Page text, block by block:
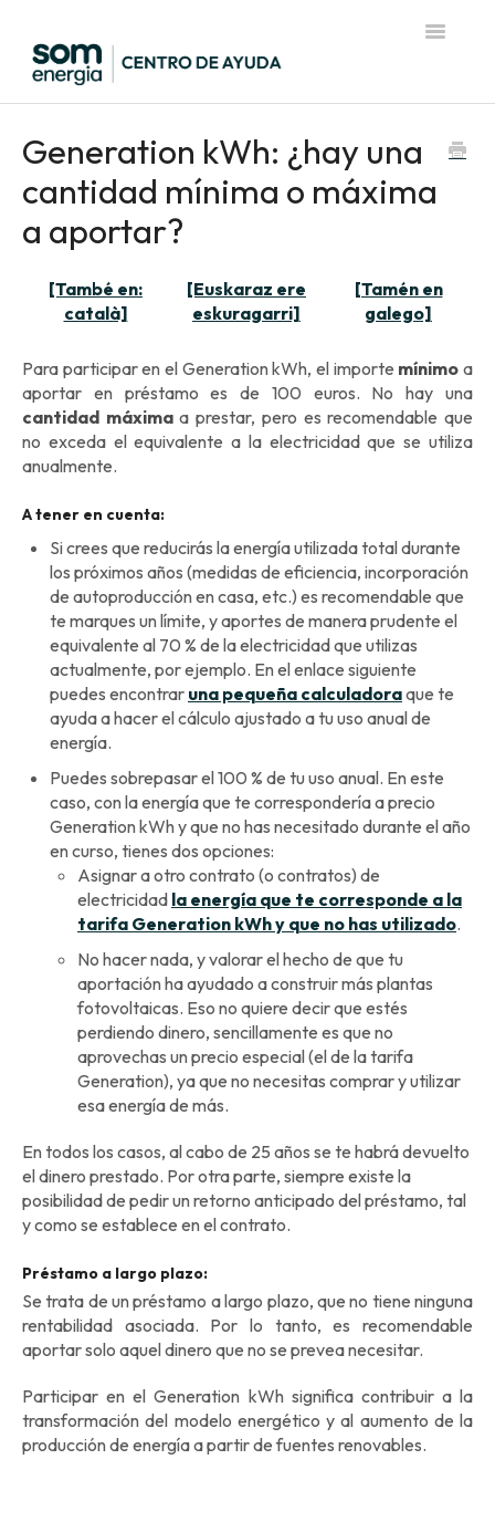
Toggle
Generation kWh: ¿hay una
cantidad mínima o máxima
a aportar?
[També en:
català]
[Euskaraz ere
eskuragarri]
[Tamén en
galego]
Para participar en el Generation kWh, el importe mínimo a
aportar en préstamo es de 100 euros. No hay una
cantidad máximaa prestar, pero es recomendable que
no exceda el equivalente a la electricidad que se utiliza
anualmente.
A tener en cuenta:
Si crees que reducirás la energía utilizada total durante
los próximos años (medidas de eficiencia, incorporación
de autoproducción en casa, etc.) es recomendable que
te marques un límite, y aportes de manera prudente el
equivalente al 70 % de la electricidad que utilizas
actualmente, por ejemplo. En el enlace siguiente
puedes encontrar una pequeña calculadoraque te
ayuda a hacer el cálculo ajustado a tu uso anual de
energía.
Puedes sobrepasar el 100 % de tu uso anual. En este
caso, con la energía que te correspondería a precio
Generation kWh y que no has necesitado durante el año
en curso, tienes dos opciones:
Asignar a otro contrato (o contratos) de
electricidad la energía que te corresponde a la
tarifa Generation kWh y que no has utilizado.
No hacer nada, y valorar el hecho de que tu
aportación ha ayudado a construir más plantas
fotovoltaicas. Eso no quiere decir que estés
perdiendo dinero, sencillamente es que no
aprovechas un precio especial (el de la tarifa
Generation), ya que no necesitas comprar y utilizar
esa energía de más.
En todos los casos, al cabo de 25 años se te habrá devuelto
el dinero prestado. Por otra parte, siempre existe la
posibilidad de pedir un retorno anticipado del préstamo, tal
y como se establece en el contrato.
Préstamo a largo plazo:
Se trata de un préstamo a largo plazo, que no tiene ninguna
rentabilidad asociada. Por lo tanto, es recomendable
aportar solo aquel dinero que no se prevea necesitar.
Participar en el Generation kWh significa contribuir a la
transformación del modelo energético y al aumento de la
producción de energía a partir de fuentes renovables.